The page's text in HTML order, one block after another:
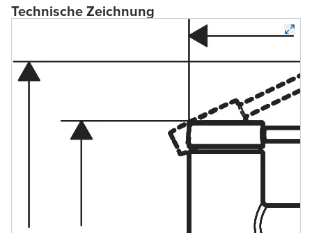
Technische Zeichnung